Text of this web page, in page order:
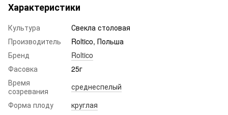
Характеристики
Культура
Свекла столовая
Производитель
Roltico, Польша
Бренд
Roltico
Фасовка
25г
Время
созревания
среднеспелый
Форма плоду
круглая